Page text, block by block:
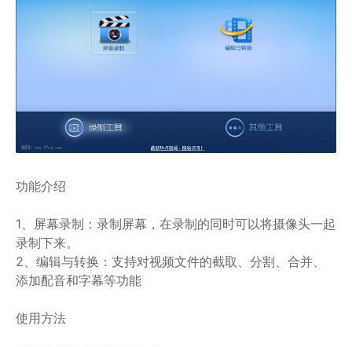
功能介绍
1、屏幕录制：录制屏幕，在录制的同时可以将摄像头一起
录制下来。
2、编辑与转换：支持对视频文件的截取、分割、合并、
添加配音和字幕等功能
使用方法